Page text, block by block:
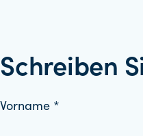
Schreiben
Vorname *